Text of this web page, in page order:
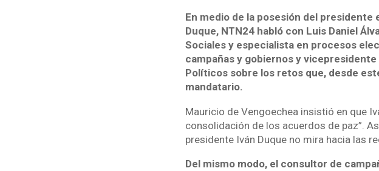
En medio de la posesión del presidente
Duque, NTN24 habló con Luis Daniel
Sociales y especialista en procesos
campañas y gobiernos y
Políticos sobre los retos que, desde
mandatario.
Mauricio de Vengoechea insistió en que
consolidación de los acuerdos de paz”.
presidente Iván Duque no mira hacia las
Del mismo modo, el consultor de